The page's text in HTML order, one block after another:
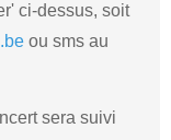
ci-dessus, soit
ou sms au
sera suivi